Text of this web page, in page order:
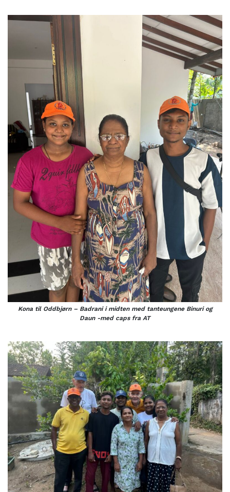
Kona til Oddbjørn – Badrani i midten med tanteungene Binuri og
Daun -med caps fra AT